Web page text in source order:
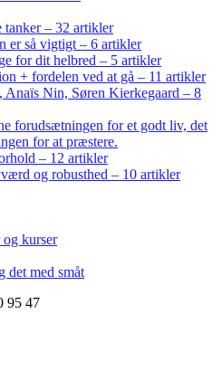
tanker – 32 artikler
er så vigtigt – 6 artikler
for dit helbred – 5 artikler
+ fordelen ved at gå – 11 artikler
Anaïs Nin, Søren Kierkegaard – 8
forudsætningen for et godt liv, det
for at præstere.
– 12 artikler
og robusthed – 10 artikler
kurser
det med småt
95 47